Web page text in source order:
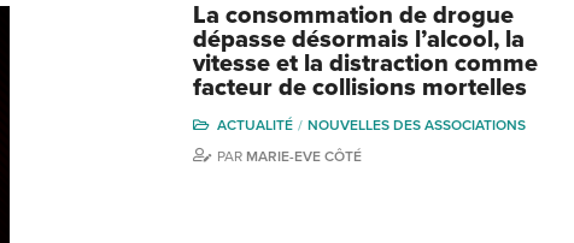
La consommation de drogue
dépasse désormais l’alcool, la
vitesse et la distraction comme
facteur de collisions mortelles
ACTUALITÉ
NOUVELLES DES ASSOCIATIONS
PAR MARIE-EVE CÔTÉ